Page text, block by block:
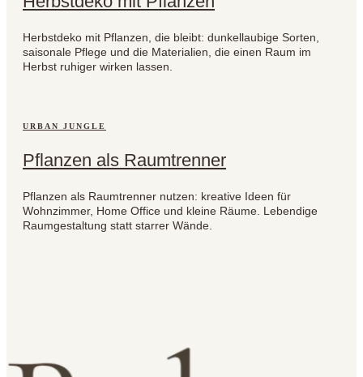
Herbstdeko mit Pflanzen, die bleibt: dunkellaubige Sorten,
saisonale Pflege und die Materialien, die einen Raum im
Herbst ruhiger wirken lassen.
URBAN JUNGLE
Pflanzen als Raumtrenner
Pflanzen als Raumtrenner nutzen: kreative Ideen für
Wohnzimmer, Home Office und kleine Räume. Lebendige
Raumgestaltung statt starrer Wände.